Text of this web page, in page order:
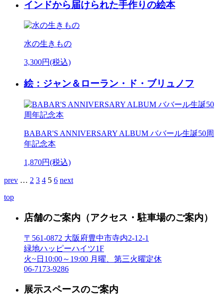
インドから届けられた手作りの絵本
水の生きもの
3,300円(税込)
絵：ジャン＆ローラン・ド・ブリュノフ
BABAR'S ANNIVERSARY ALBUM ババール生誕50周
年記念本
1,870円(税込)
prev … 2 3 4 5 6 next
top
店舗のご案内 （アクセス・駐車場のご案内）
〒561-0872 大阪府豊中市寺内2-12-1
緑地ハッピーハイツ1F
火~日10:00～19:00 月曜、第三火曜定休
06-7173-9286
展示スペースのご案内